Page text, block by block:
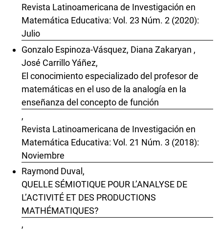
Revista Latinoamericana de Investigación en
Matemática Educativa: Vol. 23 Núm. 2 (2020):
Julio
Gonzalo Espinoza-Vásquez, Diana Zakaryan ,
José Carrillo Yáñez,
El conocimiento especializado del profesor de
matemáticas en el uso de la analogía en la
enseñanza del concepto de función
,
Revista Latinoamericana de Investigación en
Matemática Educativa: Vol. 21 Núm. 3 (2018):
Noviembre
Raymond Duval,
QUELLE SÉMIOTIQUE POUR L’ANALYSE DE
L’ACTIVITÉ ET DES PRODUCTIONS
MATHÉMATIQUES?
,